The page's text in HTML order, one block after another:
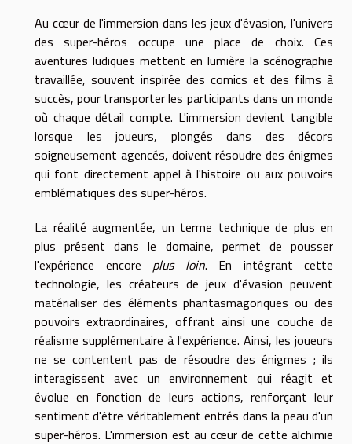
Au cœur de l'immersion dans les jeux d'évasion, l'univers
des super-héros occupe une place de choix. Ces
aventures ludiques mettent en lumière la scénographie
travaillée, souvent inspirée des comics et des films à
succès, pour transporter les participants dans un monde
où chaque détail compte. L'immersion devient tangible
lorsque les joueurs, plongés dans des décors
soigneusement agencés, doivent résoudre des énigmes
qui font directement appel à l'histoire ou aux pouvoirs
emblématiques des super-héros.
La réalité augmentée, un terme technique de plus en
plus présent dans le domaine, permet de pousser
l'expérience encore plus loin. En intégrant cette
technologie, les créateurs de jeux d'évasion peuvent
matérialiser des éléments phantasmagoriques ou des
pouvoirs extraordinaires, offrant ainsi une couche de
réalisme supplémentaire à l'expérience. Ainsi, les joueurs
ne se contentent pas de résoudre des énigmes ; ils
interagissent avec un environnement qui réagit et
évolue en fonction de leurs actions, renforçant leur
sentiment d'être véritablement entrés dans la peau d'un
super-héros. L'immersion est au cœur de cette alchimie